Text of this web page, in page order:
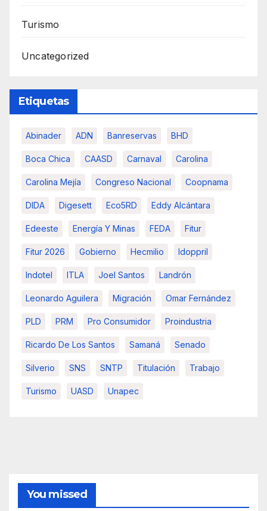
Turismo
Uncategorized
Etiquetas
Abinader ADN Banreservas BHD
Boca Chica CAASD Carnaval Carolina
Carolina Mejía Congreso Nacional Coopnama
DIDA Digesett Eco5RD Eddy Alcántara
Edeeste Energía Y Minas FEDA Fitur
Fitur 2026 Gobierno Hecmilio Idoppril
Indotel ITLA Joel Santos Landrón
Leonardo Aguilera Migración Omar Fernández
PLD PRM Pro Consumidor Proindustria
Ricardo De Los Santos Samaná Senado
Silverio SNS SNTP Titulación Trabajo
Turismo UASD Unapec
You missed